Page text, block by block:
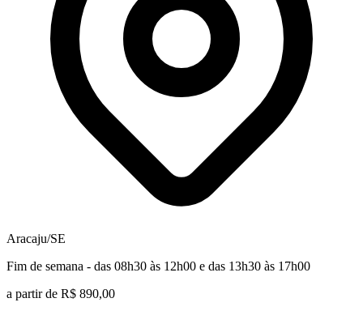
Aracaju/SE
Fim de semana - das 08h30 às 12h00 e das 13h30 às 17h00
a partir de R$ 890,00